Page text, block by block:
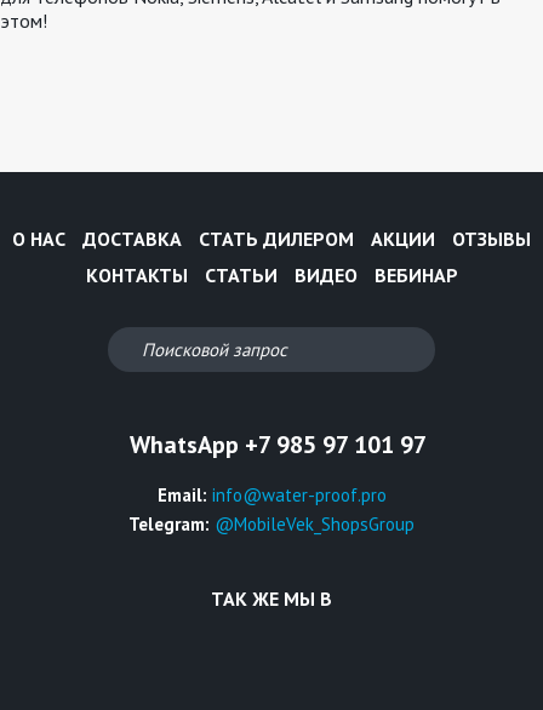
этом!
О НАС ДОСТАВКА СТАТЬ ДИЛЕРОМ АКЦИИ
ОТЗЫВЫ
КОНТАКТЫ
СТАТЬИ ВИДЕО ВЕБИНАР
WhatsApp +7 985 97 101 97
Email: info@water-proof.pro
Telegram: @MobileVek_ShopsGroup
ТАК ЖЕ МЫ В